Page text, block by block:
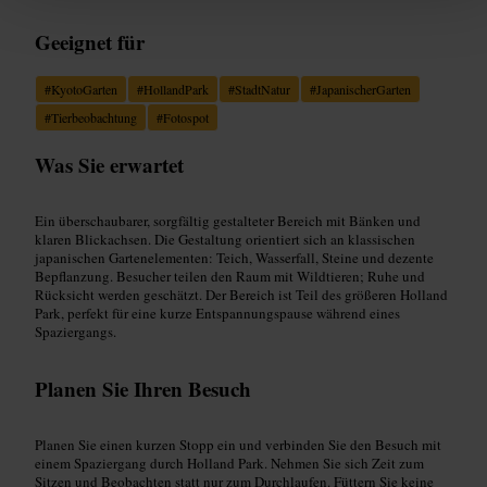
Geeignet für
#KyotoGarten #HollandPark #StadtNatur #JapanischerGarten
#Tierbeobachtung #Fotospot
Was Sie erwartet
Ein überschaubarer, sorgfältig gestalteter Bereich mit Bänken und
klaren Blickachsen. Die Gestaltung orientiert sich an klassischen
japanischen Gartenelementen: Teich, Wasserfall, Steine und dezente
Bepflanzung. Besucher teilen den Raum mit Wildtieren; Ruhe und
Rücksicht werden geschätzt. Der Bereich ist Teil des größeren Holland
Park, perfekt für eine kurze Entspannungspause während eines
Spaziergangs.
Planen Sie Ihren Besuch
Planen Sie einen kurzen Stopp ein und verbinden Sie den Besuch mit
einem Spaziergang durch Holland Park. Nehmen Sie sich Zeit zum
Sitzen und Beobachten statt nur zum Durchlaufen. Füttern Sie keine